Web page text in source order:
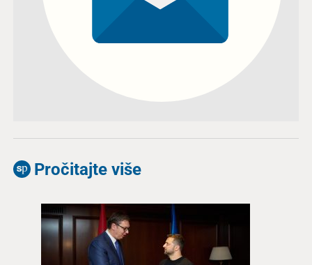
Pročitajte više